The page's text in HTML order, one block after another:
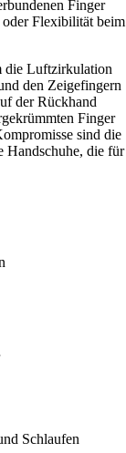
Finger
Flexibilität beim
die Luftzirkulation
den Zeigefingern
der Rückhand
Finger
sind die
Handschuhe, die für
Schlaufen